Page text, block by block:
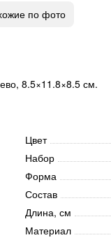
по фото
8.5×11.8×8.5 см.
Цвет
Набор
Форма
Состав
Длина, см
Материал